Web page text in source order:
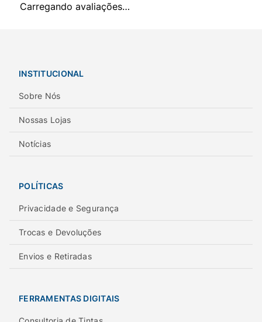
Carregando avaliações…
INSTITUCIONAL
Sobre Nós
Nossas Lojas
Notícias
POLÍTICAS
Privacidade e Segurança
Trocas e Devoluções
Envios e Retiradas
FERRAMENTAS DIGITAIS